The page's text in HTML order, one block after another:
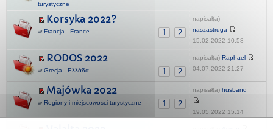
turystyczne
Korsyka 2022?
1 2
w Francja - France
napisał(a)
naszastruga
15.02.2022 10:58
RODOS 2022
1 2
w Grecja - Ελλάδα
napisał(a) Raphael
04.07.2022 21:27
Majówka 2022
1 2
w Regiony i miejscowości turystyczne
napisał(a) husband
19.05.2022 15:14